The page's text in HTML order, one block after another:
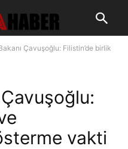
Çavuşoğlu: Filistin’de birlik
Çavuşoğlu:
vakti